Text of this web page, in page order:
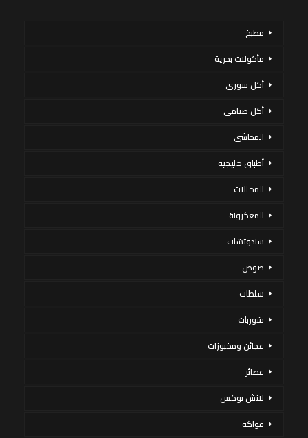
مطبخ
مأكولات بحرية
أكل سورى
أكل صيامي
المحاشي
أطباق خليجية
المخللات
المعكرونة
سندوتشات
صوص
سلطات
شوربات
عجائن ومخبوزات
عصائر
لانش بوكس
فواكه